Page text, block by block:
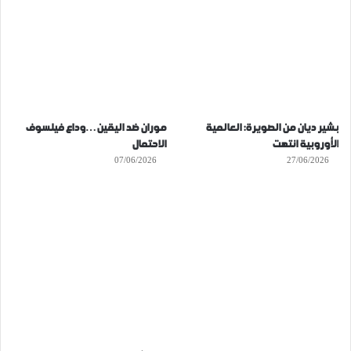
بشير ديان من الصويرة: العالمية
الأوروبية انتهت
27/06/2026
موران ضد اليقين…وداع فيلسوف
الاحتمال
07/06/2026